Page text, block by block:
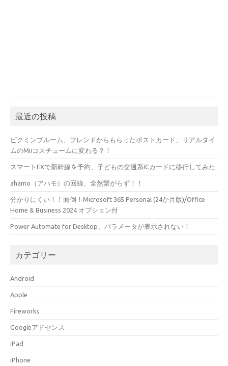
最近の投稿
ピクミンブルーム、フレンドからもらったポストカード、リアルタイ
ムのMiiコスチュームに変わる？！
スマートEXで新幹線を予約、子どもの交通系ICカードに移行してみた
ahamo（アハモ）の回線、全然繋がらず！！
分かりにくい！！面倒！Microsoft 365 Personal (24か月版)/Office
Home & Business 2024 オプション付
Power Automate for Desktop、パラメータが表示されない！
カテゴリー
Android
Apple
Fireworks
Googleアドセンス
iPad
iPhone